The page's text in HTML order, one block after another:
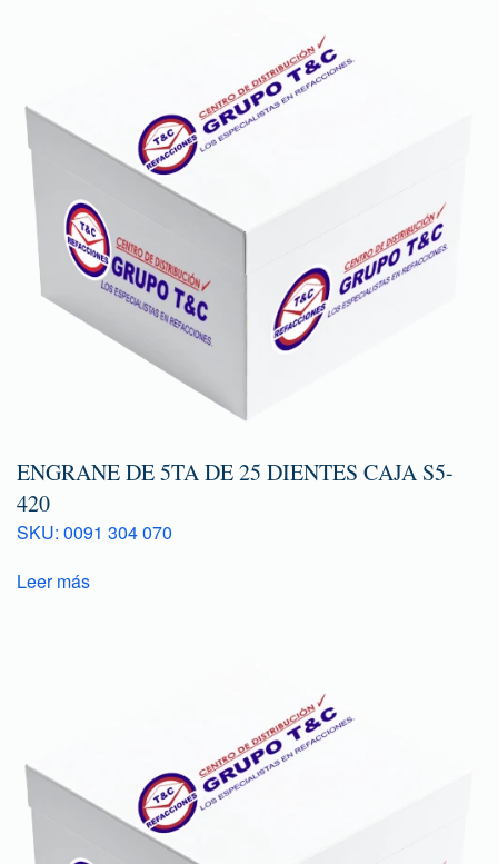
ENGRANE DE 5TA DE 25 DIENTES CAJA S5-
420
SKU: 0091 304 070
Leer más